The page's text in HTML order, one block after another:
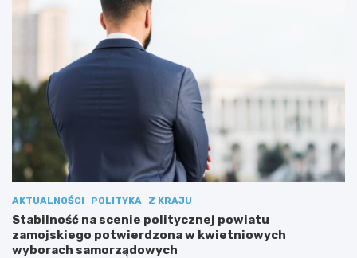
AKTUALNOŚCI POLITYKA Z KRAJU
Stabilność na scenie politycznej powiatu
zamojskiego potwierdzona w kwietniowych
wyborach samorządowych